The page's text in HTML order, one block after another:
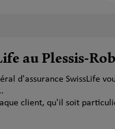
Voir plus
au Plessis-
d'assurance SwissLife
client, qu'il soit